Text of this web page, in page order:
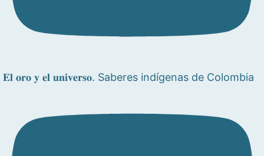
𝐄𝐥 𝐨𝐫𝐨 𝐲 𝐞𝐥 𝐮𝐧𝐢𝐯𝐞𝐫𝐬𝐨. Saberes indígenas de Colombia